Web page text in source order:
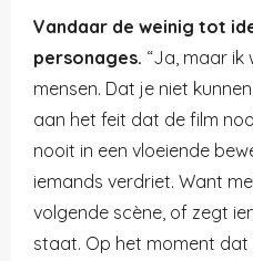
Vandaar de weinig tot
personages. “Ja, maar ik
mensen. Dat je niet
aan het feit dat de film
nooit in een vloeiende
iemands verdriet. Want
volgende scène, of zegt
staat. Op het moment